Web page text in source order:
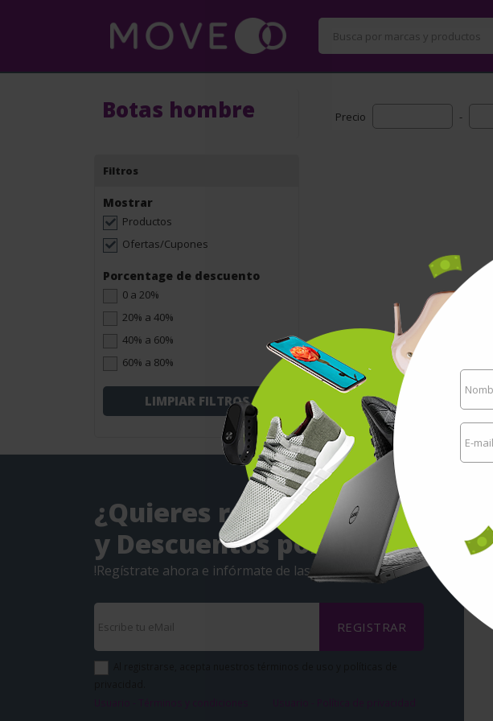
Botas hombre
Filtros
Mostrar
Productos
Ofertas/Cupones
Porcentage de descuento
0 a 20%
20% a 40%
40% a 60%
60% a 80%
LIMPIAR FILTROS
Precio -
¿Quieres recibir Ofertas
y Descuentos por eMail?
!Regístrate ahora e infórmate de las novedades!
REGISTRAR